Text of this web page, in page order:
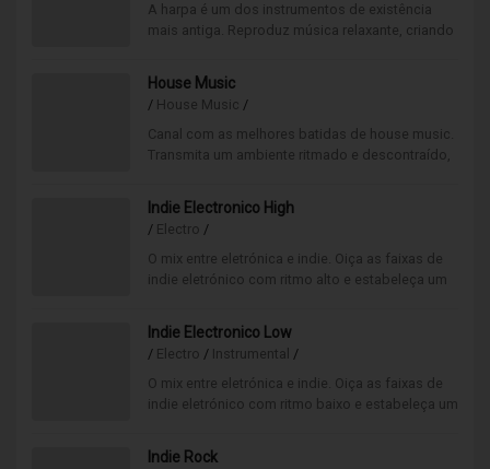
A harpa é um dos instrumentos de existência
mais antiga. Reproduz música relaxante, criando
requintada.
House Music
/ House Music /
Canal com as melhores batidas de house music.
Transmita um ambiente ritmado e descontraído,
Indie Electronico High
/ Electro /
O mix entre eletrónica e indie. Oiça as faixas de
indie eletrónico com ritmo alto e estabeleça um
Indie Electronico Low
/ Electro / Instrumental /
O mix entre eletrónica e indie. Oiça as faixas de
indie eletrónico com ritmo baixo e estabeleça um
Indie Rock